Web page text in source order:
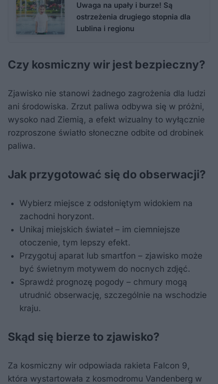
Uwaga na upały i burze! Są
ostrzeżenia drugiego stopnia dla
Lublina i regionu
Czy kosmiczny wir jest bezpieczny?
Zjawisko nie stanowi żadnego zagrożenia dla ludzi
ani środowiska. Zrzut paliwa odbywa się w próżni,
wysoko nad Ziemią, a efekt wizualny to wyłącznie
rozproszone światło słoneczne odbite od drobinek
paliwa.
Jak przygotować się do obserwacji?
Wybierz miejsce z odsłoniętym widokiem na
zachodni horyzont.
Unikaj miejskich świateł – im ciemniejsze
otoczenie, tym lepszy efekt.
Przygotuj aparat lub smartfon – zjawisko może
być świetnym motywem do nocnych zdjęć.
Sprawdź prognozę pogody – chmury mogą
utrudnić obserwację, szczególnie na wschodzie
kraju.
Skąd się bierze to zjawisko?
Za kosmiczny wir odpowiada rakieta Falcon 9,
która wystartowała z kosmodromu Vandenberg w